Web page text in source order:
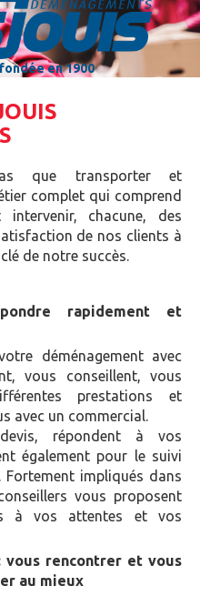
en 1900
que transporter et
complet qui comprend
chacune, des
de nos clients à
de notre succès.
rapidement et
déménagement avec
vous conseillent, vous
prestations et
avec un commercial.
répondent à vos
également pour le suivi
Fortement impliqués dans
vous proposent
à vos attentes et vos
vous rencontrer et vous
au mieux